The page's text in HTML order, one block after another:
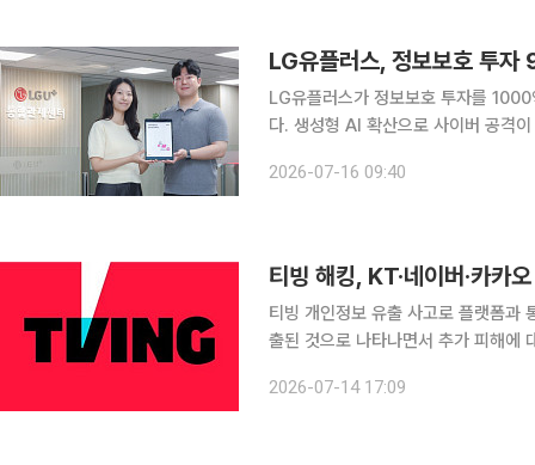
LG유플러스, 정보보호 투
LG유플러스가 정보보호 투자를
다. 생성형 AI 확산으로 사이버 공격
밝혔다. 백서에는 AI 보안관제, 개인
2026-07-16 09:40
티빙 해킹, KT·네이버·카카
티빙 개인정보 유출 사고로 플랫폼과
출된 것으로 나타나면서 추가 피해에 대한 경고등이 켜졌다.
자료에 따르면 티빙과 제휴한 플랫폼
2026-07-14 17:09